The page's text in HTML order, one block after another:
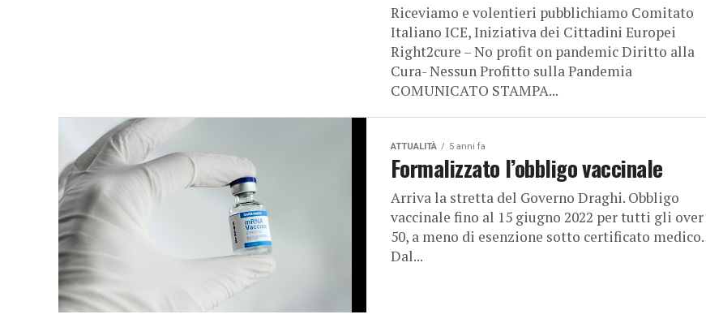
Riceviamo e volentieri pubblichiamo Comitato
Italiano ICE, Iniziativa dei Cittadini Europei
Right2cure – No profit on pandemic Diritto alla
Cura- Nessun Profitto sulla Pandemia
COMUNICATO STAMPA...
ATTUALITÀ 5 anni fa
Formalizzato l’obbligo vaccinale
Arriva la stretta del Governo Draghi. Obbligo
vaccinale fino al 15 giugno 2022 per tutti gli over
50, a meno di esenzione sotto certificato medico.
Dal...